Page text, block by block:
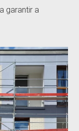
garantir a